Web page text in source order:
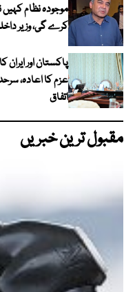
موجودہ نظام
کرے گی، وزیر
عزم کا اعادہ،
اتفاق
مقبول ترین خبریں